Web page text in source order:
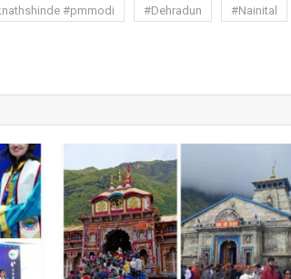
#pmmodi #Dehradun #Nainital